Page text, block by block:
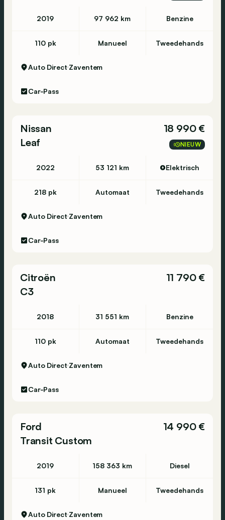
2019 97 962 km Benzine
110 pk Manueel Tweedehands
Auto Direct Zaventem
Car-Pass
Nissan
Leaf
18 990 €
NIEUW
2022 53 121 km Elektrisch
218 pk Automaat Tweedehands
Auto Direct Zaventem
Car-Pass
Citroën
C3
11 790 €
2018 31 551 km Benzine
110 pk Automaat Tweedehands
Auto Direct Zaventem
Car-Pass
Ford
Transit Custom
14 990 €
2019 158 363 km Diesel
131 pk Manueel Tweedehands
Auto Direct Zaventem